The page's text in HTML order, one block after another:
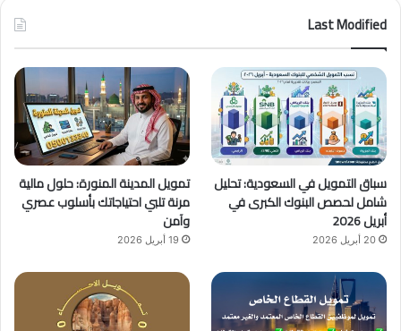
ب
ك
u
T
u
b
e
ت
ق
ر
ا
م
Last Modified
سباق التمويل في السعودية: تحليل
شامل لحصص البنوك الكبرى في
أبريل 2026
20 أبريل 2026
تمويل المدينة المنورة: حلول مالية
مرنة تلبي احتياجاتك بأسلوب عصري
وآمن
19 أبريل 2026